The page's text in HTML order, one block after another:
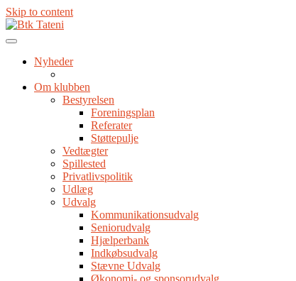
Skip to content
Nyheder
Om klubben
Bestyrelsen
Foreningsplan
Referater
Støttepulje
Vedtægter
Spillested
Privatlivspolitik
Udlæg
Udvalg
Kommunikationsudvalg
Seniorudvalg
Hjælperbank
Indkøbsudvalg
Stævne Udvalg
Økonomi- og sponsorudvalg